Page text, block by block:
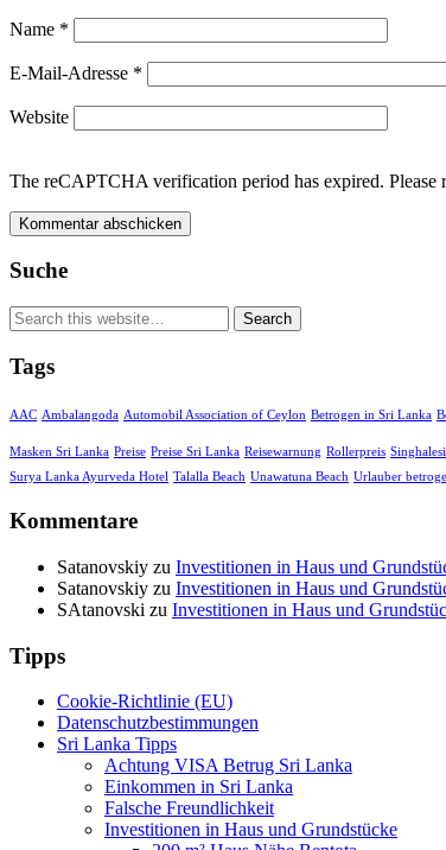
Name *
E-Mail-Adresse *
Website
The reCAPTCHA verification period has expired. Please
Suche
Tags
AAC Ambalangoda Automobil Association of Ceylon Betrogen in Sri Lanka
Masken Sri Lanka Preise Preise Sri Lanka Reisewarnung Rollerpreis
Surya Lanka Ayurveda Hotel Talalla Beach Unawatuna Beach Urlauber
Kommentare
Satanovskiy zu Investitionen in Haus und
Satanovskiy zu Investitionen in Haus und
SAtanovski zu Investitionen in Haus und
Tipps
Cookie-Richtlinie (EU)
Datenschutzbestimmungen
Sri Lanka Tipps
Achtung VISA Betrug Sri Lanka
Einkommen in Sri Lanka
Falsche Freundlichkeit
Investitionen in Haus und Grundstücke